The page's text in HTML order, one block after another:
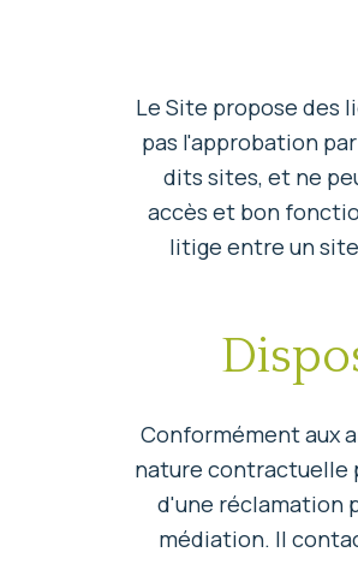
Le Site propose des
pas l'approbation
dits sites, et ne
accès et bon
litige entre un
Conformément aux
nature contractuelle
d'une réclamation
médiation. Il